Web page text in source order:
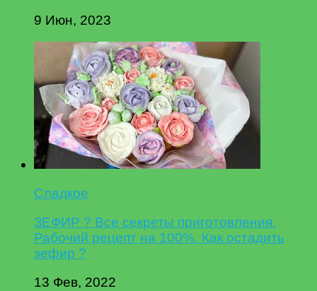
9 Июн, 2023
Сладкое
ЗЕФИР ? Все секреты приготовления.
Рабочий рецепт на 100%. Как остадить
зефир ?
13 Фев, 2022